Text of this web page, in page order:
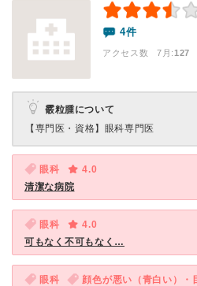
4件
アクセス数 7月:127
霰粒腫について
【専門医・資格】 眼科専門医
眼科
4.0
清潔な病院
眼科
4.0
可もなく不可もなく…
眼科 顔色が悪い（青白い）・